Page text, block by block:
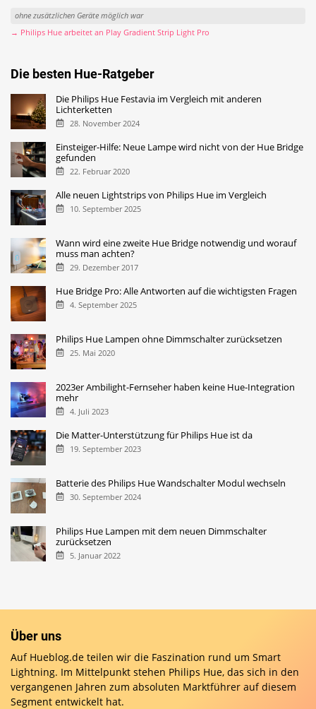
ohne zusätzlichen Geräte möglich war
→ Philips Hue arbeitet an Play Gradient Strip Light Pro
Die besten Hue-Ratgeber
Die Philips Hue Festavia im Vergleich mit anderen
Lichterketten
28. November 2024
Einsteiger-Hilfe: Neue Lampe wird nicht von der Hue Bridge
gefunden
22. Februar 2020
Alle neuen Lightstrips von Philips Hue im Vergleich
10. September 2025
Wann wird eine zweite Hue Bridge notwendig und worauf
muss man achten?
29. Dezember 2017
Hue Bridge Pro: Alle Antworten auf die wichtigsten Fragen
4. September 2025
Philips Hue Lampen ohne Dimmschalter zurücksetzen
25. Mai 2020
2023er Ambilight-Fernseher haben keine Hue-Integration
mehr
4. Juli 2023
Die Matter-Unterstützung für Philips Hue ist da
19. September 2023
Batterie des Philips Hue Wandschalter Modul wechseln
30. September 2024
Philips Hue Lampen mit dem neuen Dimmschalter
zurücksetzen
5. Januar 2022
Über uns
Auf Hueblog.de teilen wir die Faszination rund um Smart
Lightning. Im Mittelpunkt stehen Philips Hue, das sich in den
vergangenen Jahren zum absoluten Marktführer auf diesem
Segment entwickelt hat.